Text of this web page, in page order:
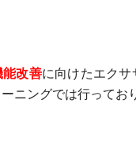
能改善に向けたエクサ
ニングでは行ってお